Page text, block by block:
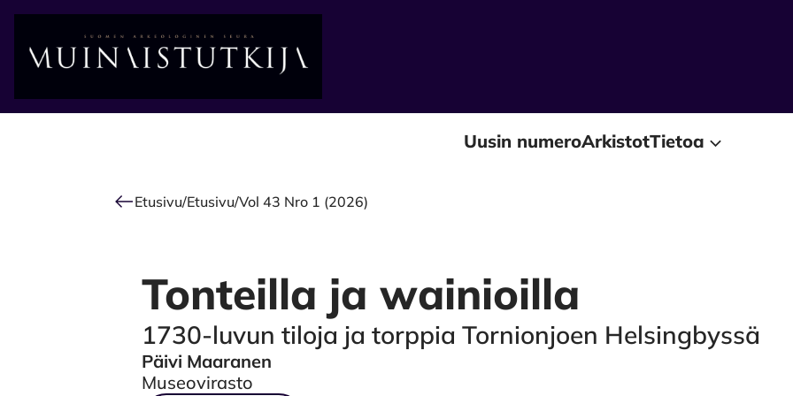
Alkuun
Uusin numeroArkistotTietoa
Etusivu/Etusivu/Vol 43 Nro 1 (2026)
Tonteilla ja wainioilla
1730-luvun tiloja ja torppia Tornionjoen Helsingbyssä
Authors
Päivi Maaranen
Museovirasto